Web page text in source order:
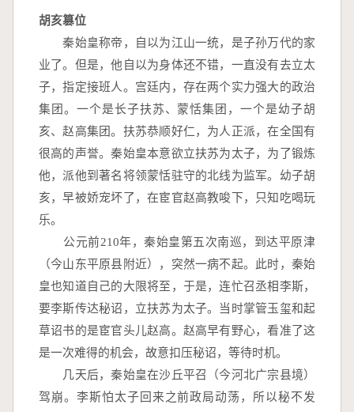
胡亥篡位
秦始皇称帝，自以为江山一统，是子孙万代的家
业了。但是，他自以为身体还不错，一直没有去立太
子，指定接班人。宫廷内，存在两个实力强大的政治
集团。一个是长子扶苏、蒙恬集团，一个是幼子胡
亥、赵高集团。扶苏恭顺好仁，为人正派，在全国有
很高的声誉。秦始皇本意欲立扶苏为太子，为了锻炼
他，派他到著名将领蒙恬驻守的北线为监军。幼子胡
亥，早被娇宠坏了，在宦官赵高教唆下，只知吃喝玩
乐。
公元前210年，秦始皇第五次南巡，到达平原津
（今山东平原县附近），突然一病不起。此时，秦始
皇也知道自己的大限将至，于是，连忙召丞相李斯，
要李斯传达秘诏，立扶苏为太子。当时掌管玉玺和起
草诏书的是宦官头儿赵高。赵高早有野心，看准了这
是一次难得的机会，故意扣压秘诏，等待时机。
几天后，秦始皇在沙丘平召（今河北广宗县境）
驾崩。李斯怕太子回来之前政局动荡，所以秘不发